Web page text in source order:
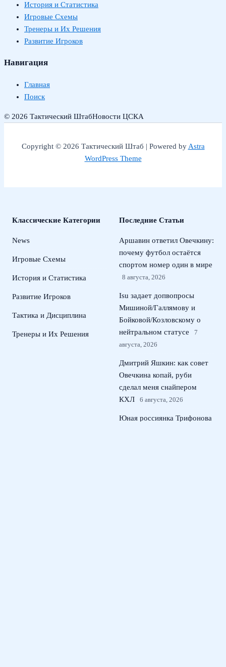
История и Статистика
Игровые Схемы
Тренеры и Их Решения
Развитие Игроков
Навигация
Главная
Поиск
© 2026 Тактический ШтабНовости ЦСКА
Copyright © 2026 Тактический Штаб | Powered byAstra
WordPress Theme
Классические Категории
News
Игровые Схемы
История и Статистика
Развитие Игроков
Тактика и Дисциплина
Тренеры и Их Решения
Последние Статьи
Аршавин ответил Овечкину:
почему футбол остаётся
спортом номер один в мире
8 августа, 2026
Isu задает допвопросы
Мишиной/Галлямову и
Бойковой/Козловскому о
нейтральном статусе
7
августа, 2026
Дмитрий Яшкин: как совет
Овечкина копай, руби
сделал меня снайпером
КХЛ
6 августа, 2026
Юная россиянка Трифонова